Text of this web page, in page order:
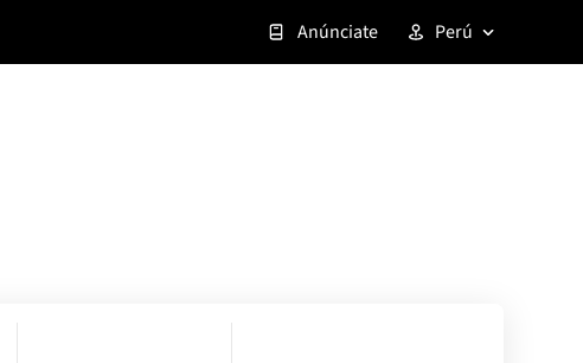
Anúnciate Perú